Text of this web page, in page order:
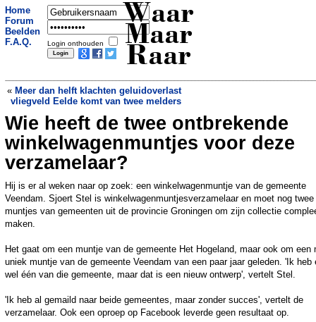
Home
Forum
Beelden
F.A.Q.
Login onthouden
Waar
Maar
Raar
« Meer dan helft klachten geluidoverlast
vliegveld Eelde komt van twee melders
Eigenaar vindt gestolen caravan zelf
terug met drie slapende verdachten erin
»
Wie heeft de twee ontbrekende
winkelwagenmuntjes voor deze
verzamelaar?
Hij is er al weken naar op zoek: een winkelwagenmuntje van de gemeente
Veendam. Sjoert Stel is winkelwagenmuntjesverzamelaar en moet nog twee
muntjes van gemeenten uit de provincie Groningen om zijn collectie
maken.
Het gaat om een muntje van de gemeente Het Hogeland, maar ook om een
uniek muntje van de gemeente Veendam van een paar jaar geleden. 'Ik heb
wel één van die gemeente, maar dat is een nieuw ontwerp', vertelt Stel.
'Ik heb al gemaild naar beide gemeentes, maar zonder succes', vertelt de
verzamelaar. Ook een oproep op Facebook leverde geen resultaat op.